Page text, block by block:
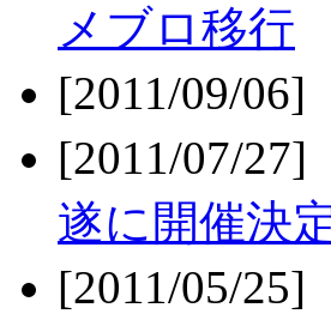
メブロ移行
[2011/09/06]
[2011/07/27]
遂に開催決
[2011/05/25]